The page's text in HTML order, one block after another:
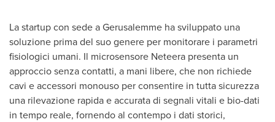
La startup con sede a Gerusalemme ha sviluppato una
soluzione prima del suo genere per monitorare i parametri
fisiologici umani. Il microsensore Neteera presenta un
approccio senza contatti, a mani libere, che non richiede
cavi e accessori monouso per consentire in tutta sicurezza
una rilevazione rapida e accurata di segnali vitali e bio-dati
in tempo reale, fornendo al contempo i dati storici,